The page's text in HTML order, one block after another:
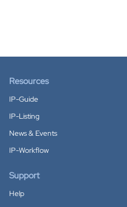
Resources
IP-Guide
IP-Listing
News & Events
IP-Workflow
Support
Help